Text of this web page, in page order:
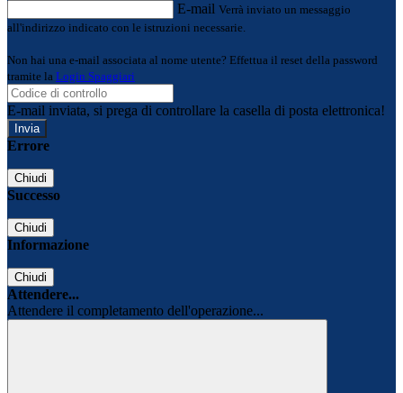
E-mail Verrà inviato un messaggio
all'indirizzo indicato con le istruzioni necessarie.
Non hai una e-mail associata al nome utente? Effettua il reset della password
tramite la Login Spaggiari
E-mail inviata, si prega di controllare la casella di posta elettronica!
Errore
Chiudi
Successo
Chiudi
Informazione
Chiudi
Attendere...
Attendere il completamento dell'operazione...